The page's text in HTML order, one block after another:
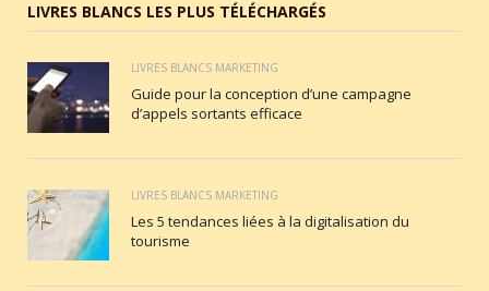
LIVRES BLANCS LES PLUS TÉLÉCHARGÉS
LIVRES BLANCS MARKETING
Guide pour la conception d’une campagne
d’appels sortants efficace
LIVRES BLANCS MARKETING
Les 5 tendances liées à la digitalisation du
tourisme